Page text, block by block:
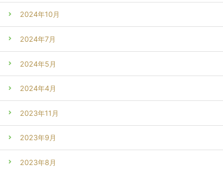
2024年10月
2024年7月
2024年5月
2024年4月
2023年11月
2023年9月
2023年8月